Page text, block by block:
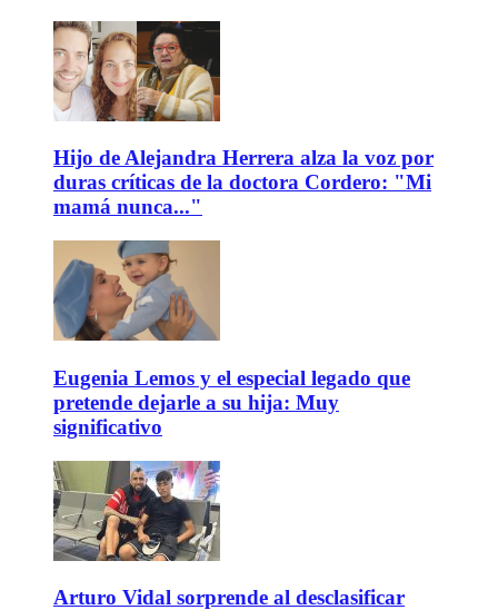
Hijo de Alejandra Herrera alza la voz por
duras críticas de la doctora Cordero: "Mi
mamá nunca..."
Eugenia Lemos y el especial legado que
pretende dejarle a su hija: Muy
significativo
Arturo Vidal sorprende al desclasificar